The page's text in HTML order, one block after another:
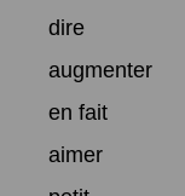
dire
augmenter
en fait
aimer